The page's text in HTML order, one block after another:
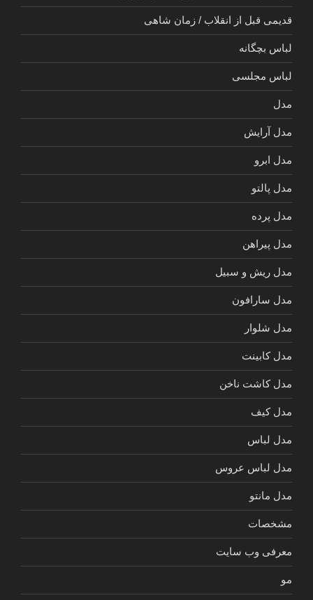
قدیمی قبل از انقلاب / زمان شاهی
لباس بچگانه
لباس مجلسی
مدل
مدل آرایش
مدل ابرو
مدل پالتو
مدل پرده
مدل پیراهن
مدل ریش و سبیل
مدل سارافون
مدل شلوار
مدل کابینت
مدل کاشت ناخن
مدل کیف
مدل لباس
مدل لباس عروس
مدل مانتو
مشخصات
معرفی وب سایت
مو